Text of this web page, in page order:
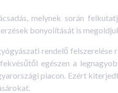
melynek során
bonyolítását is
rendelő
egészen a
piacon. Ezért